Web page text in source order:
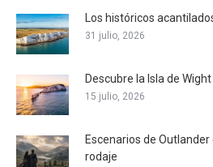
Los históricos
31 julio, 2026
Descubre la Isla de Wight
15 julio, 2026
Escenarios de
rodaje